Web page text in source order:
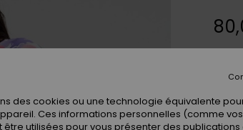
des cookies ou une technologie équivalente
Ces informations personnelles (comme
utilisées pour vous présenter des publications